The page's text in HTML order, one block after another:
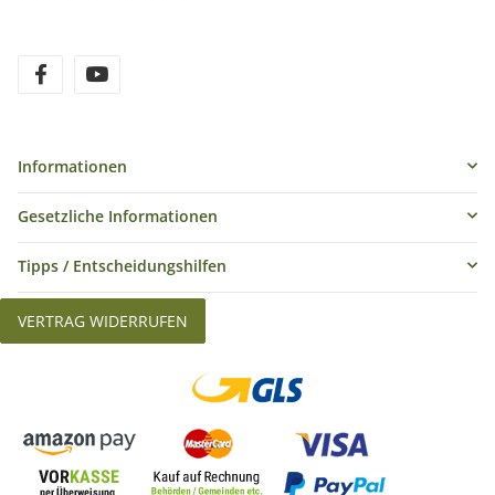
Informationen
Gesetzliche Informationen
Tipps / Entscheidungshilfen
VERTRAG WIDERRUFEN